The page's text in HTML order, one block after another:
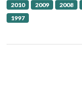
2010
2009 2008
1997